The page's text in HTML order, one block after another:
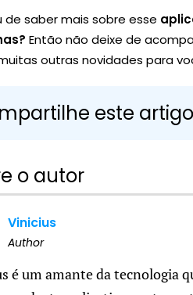
de saber mais sobre esse
Então não deixe de
outras novidades para
este artigo
o autor
Vinicius
Author
é um amante da tecnologia